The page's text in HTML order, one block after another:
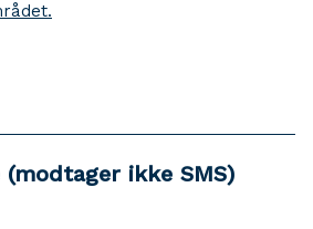
ikke SMS)